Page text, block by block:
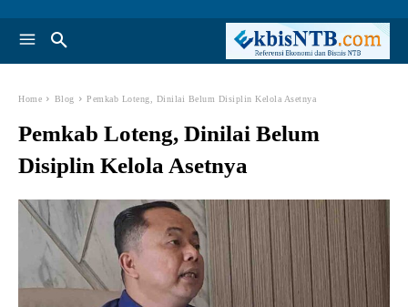
Home Blog Pemkab Loteng, Dinilai Belum Disiplin Kelola Asetnya
Pemkab Loteng, Dinilai Belum
Disiplin Kelola Asetnya